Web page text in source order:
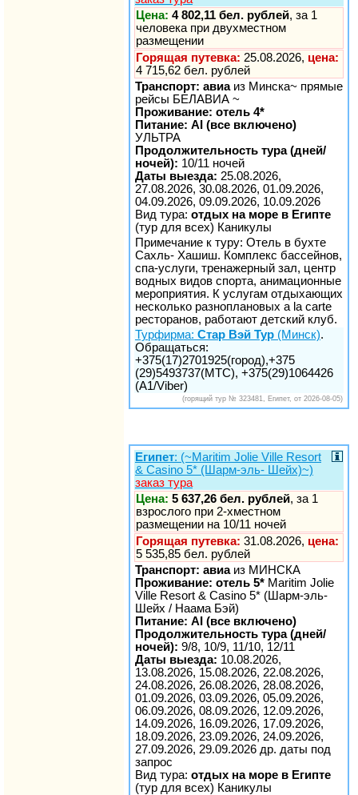
Цена: 4 802,11 бел. рублей, за 1
человека при двухместном
размещении
Горящая путевка: 25.08.2026, цена:
4 715,62 бел. рублей
Транспорт: авиаиз Минска~ прямые
рейсы БЕЛАВИА ~
Проживание: отель 4*
Питание: AI (все включено)
УЛЬТРА
Продолжительность тура (дней/
ночей): 10/11 ночей
Даты выезда: 25.08.2026,
27.08.2026, 30.08.2026, 01.09.2026,
04.09.2026, 09.09.2026, 10.09.2026
Вид тура: отдых на море в Египте
(тур для всех) Каникулы
Примечание к туру: Отель в бухте
Сахль- Хашиш. Комплекс бассейнов,
спа-услуги, тренажерный зал, центр
водных видов спорта, анимационные
мероприятия. К услугам отдыхающих
несколько разноплановых a la carte
ресторанов, работают детский клуб.
Турфирма: Стар Вэй Тур (Минск).
Обращаться:
+375(17)2701925(город),+375
(29)5493737(МТС), +375(29)1064426
(A1/Viber)
(горящий тур № 323481, Египет, от 2026-08-05)
Египет: (~Maritim Jolie Ville Resort
& Casino 5* (Шарм-эль- Шейх)~)
заказ тура
Цена: 5 637,26 бел. рублей, за 1
взрослого при 2-хместном
размещении на 10/11 ночей
Горящая путевка: 31.08.2026, цена:
5 535,85 бел. рублей
Транспорт: авиаиз МИНСКА
Проживание: отель 5* Maritim Jolie
Ville Resort & Casino 5* (Шарм-эль-
Шейх / Наама Бэй)
Питание: AI (все включено)
Продолжительность тура (дней/
ночей): 9/8, 10/9, 11/10, 12/11
Даты выезда: 10.08.2026,
13.08.2026, 15.08.2026, 22.08.2026,
24.08.2026, 26.08.2026, 28.08.2026,
01.09.2026, 03.09.2026, 05.09.2026,
06.09.2026, 08.09.2026, 12.09.2026,
14.09.2026, 16.09.2026, 17.09.2026,
18.09.2026, 23.09.2026, 24.09.2026,
27.09.2026, 29.09.2026 др. даты под
запрос
Вид тура: отдых на море в Египте
(тур для всех) Каникулы